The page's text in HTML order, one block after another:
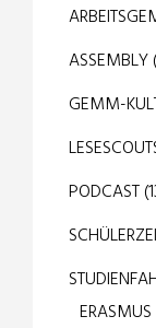
ASSEMBLY
GEMM-
PODCAST
ERASMUS